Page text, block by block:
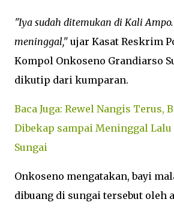
"Iya sudah ditemukan di Kali
meninggal," ujar Kasat Reskrim
Kompol Onkoseno Grandiarso
dikutip dari kumparan.
Baca Juga: Rewel Nangis Terus,
Dibekap sampai Meninggal Lalu
Sungai
Onkoseno mengatakan, bayi
dibuang di sungai tersebut oleh